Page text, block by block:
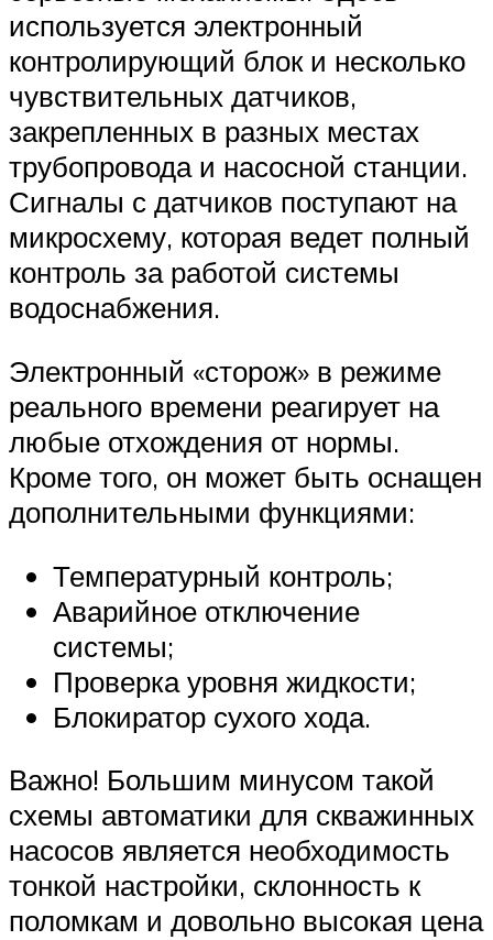
используется электронный
контролирующий блок и несколько
чувствительных датчиков,
закрепленных в разных местах
трубопровода и насосной станции.
Сигналы с датчиков поступают на
микросхему, которая ведет полный
контроль за работой системы
водоснабжения.
Электронный «сторож» в режиме
реального времени реагирует на
любые отхождения от нормы.
Кроме того, он может быть оснащен
дополнительными функциями:
Температурный контроль;
Аварийное отключение
системы;
Проверка уровня жидкости;
Блокиратор сухого хода.
Важно! Большим минусом такой
схемы автоматики для скважинных
насосов является необходимость
тонкой настройки, склонность к
поломкам и довольно высокая цена